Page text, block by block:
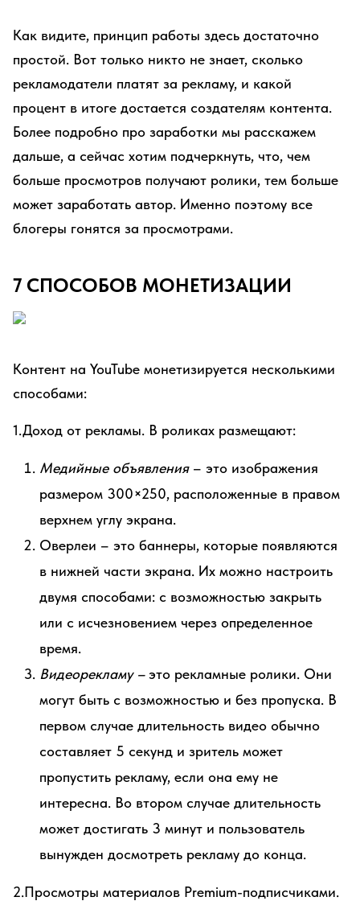
Как видите, принцип работы здесь достаточно
простой. Вот только никто не знает, сколько
рекламодатели платят за рекламу, и какой
процент в итоге достается создателям контента.
Более подробно про заработки мы расскажем
дальше, а сейчас хотим подчеркнуть, что, чем
больше просмотров получают ролики, тем больше
может заработать автор. Именно поэтому все
блогеры гонятся за просмотрами.
7 СПОСОБОВ МОНЕТИЗАЦИИ
Контент на YouTube монетизируется несколькими
способами:
1.Доход от рекламы. В роликах размещают:
Медийные объявления – это изображения
размером 300×250, расположенные в правом
верхнем углу экрана.
Оверлеи – это баннеры, которые появляются
в нижней части экрана. Их можно настроить
двумя способами: с возможностью закрыть
или с исчезновением через определенное
время.
Видеорекламу –это рекламные ролики. Они
могут быть с возможностью и без пропуска. В
первом случае длительность видео обычно
составляет 5 секунд и зритель может
пропустить рекламу, если она ему не
интересна. Во втором случае длительность
может достигать 3 минут и пользователь
вынужден досмотреть рекламу до конца.
2.Просмотры материалов Premium-подписчиками.